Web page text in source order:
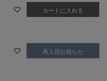
カートに入れる
再入荷お知らせ